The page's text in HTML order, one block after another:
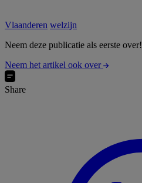
Vlaanderen welzijn
Neem deze publicatie als eerste over!
Neem het artikel ook over
Share